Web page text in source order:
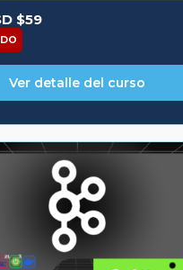
$59Current
price
Ver detalle del curso